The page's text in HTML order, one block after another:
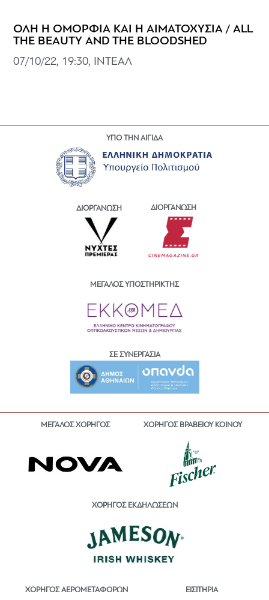
ΟΛΗ Η ΟΜΟΡΦΙΑ ΚΑΙ Η ΑΙΜΑΤΟΧΥΣΙΑ / ALL
THE BEAUTY AND THE BLOODSHED
07/10/22, 19:30, ΙΝΤΕΑΛ
ΥΠΟ ΤΗΝ ΑΙΓΙΔΑ
ΔΙΟΡΓΑΝΩΣΗ ΔΙΟΡΓΑΝΩΣΗ
ΜΕΓΑΛΟΣ ΥΠΟΣΤΗΡΙΚΤΗΣ
ΣΕ ΣΥΝΕΡΓΑΣΙΑ
ΜΕΓΑΛΟΣ ΧΟΡΗΓΟΣ ΧΟΡΗΓΟΣ ΒΡΑΒΕΙΟΥ ΚΟΙΝΟΥ
ΧΟΡΗΓΟΣ ΕΚΔΗΛΩΣΕΩΝ
ΧΟΡΗΓΟΣ ΑΕΡΟΜΕΤΑΦΟΡΩΝ ΕΙΣΙΤΗΡΙΑ